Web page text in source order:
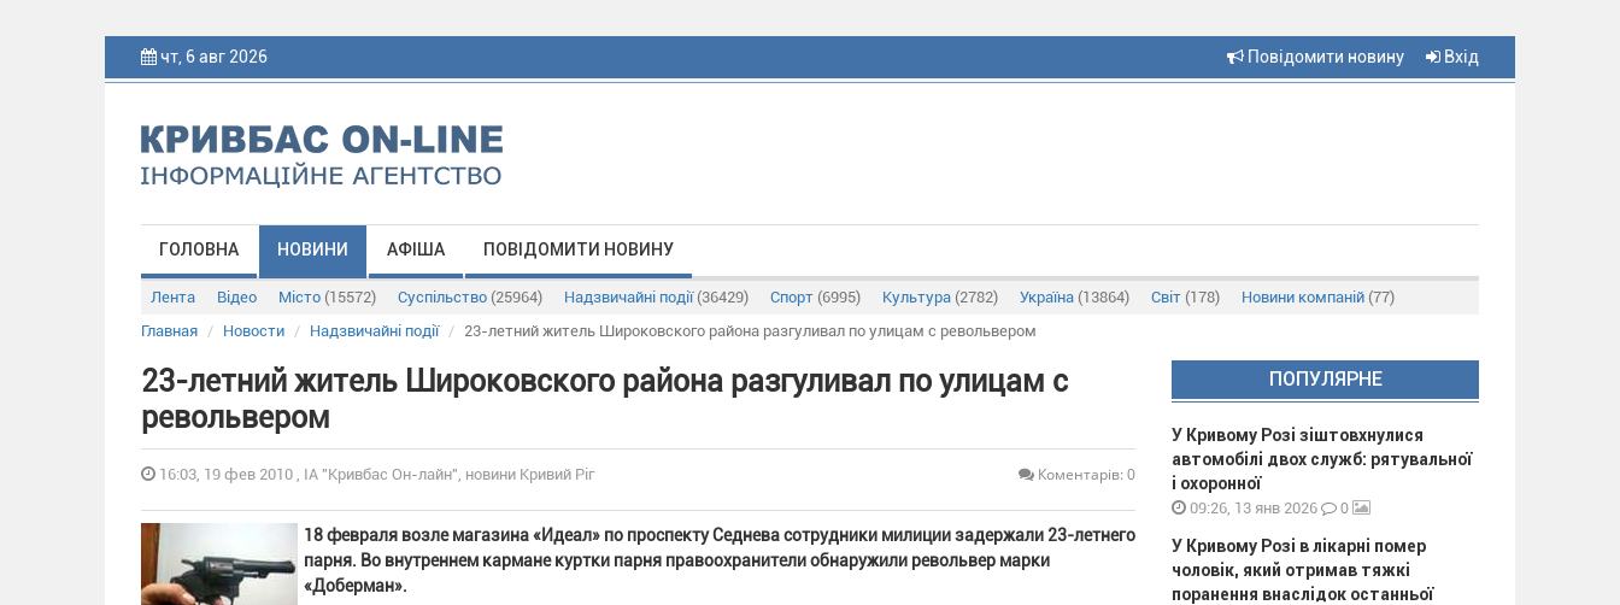
чт, 6 авг 2026 Повідомити новину Вхід
ГОЛОВНА НОВИНИ АФІША ПОВІДОМИТИ НОВИНУ
Лента Відео Місто (15572) Суспільство (25964) Надзвичайні події (36429) Спорт (6995) Культура (2782) Україна (13864) Світ (178) Новини компаній (77)
Главная
Новости Надзвичайні події 23-летний житель Широковского района разгуливал по улицам с револьвером
23-летний житель Широковского района разгуливал по улицам с
револьвером
16:03, 19 фев 2010 , ІА "Кривбас Он-лайн", новини Кривий Ріг Коментарів: 0
18 февраля возле магазина «Идеал» по проспекту Седнева сотрудники милиции задержали 23-летнего
парня. Во внутреннем кармане куртки парня правоохранители обнаружили револьвер марки
«Доберман».
ПОПУЛЯРНЕ
У Кривому Розі зіштовхнулися
автомобілі двох служб: рятувальної
і охоронної
09:26, 13 янв 2026 0
У Кривому Розі в лікарні помер
чоловік, який отримав тяжкі
поранення внаслідок останньої